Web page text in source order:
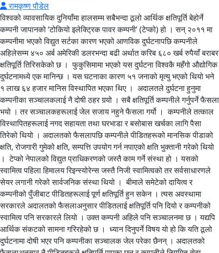
रामकृष्ण पौडेल
विश्वको व्यावसायिक दुनियाँमा हालसम्म सबैभन्दा ठूलो आर्थिक क्षतिपूर्ति बेहोर्ने
कम्पनी जापानको ‘टोकियो इलेक्ट्रिक पावर कम्पनी’ (टेप्को) हो । सन् २०११ मा
कम्पनीमा भएको विद्युत सर्टका कारण भएको आणविक दुर्घटनापछि कम्पनीले
अहिलेसम्म ४५० अर्ब अमेरिकी डलरभन्दा बढी अर्थात करिब ६८० खर्ब रुपैयाँ बराबर
क्षतिपूर्ति तिरिसकेको छ । फुकुसिमामा भएको यस दुर्घटना विश्वकै महँगो औद्योगिक
दुर्घटनामध्ये एक मानिन्छ । यस घटनाका कारण ५१ जनाको मृत्यु भएको थियो भने
१ लाख ६४ हजार मानिस विस्थापित भएका थिए । अदालतले दुर्घटना हुनुमा
कम्पनीका सञ्चालकलाई नै दोषी ठहर गर्‍यो । सबै क्षतिपूर्ति कम्पनीले गर्नुपर्ने फैसला
भयो । तर सञ्चालकहरूलाई जेल सजाय नहुने फैसला गर्यो । कम्पनीले तत्काल
विस्थापितहरूलाई नगद सहायता तथा घरभाडा र बसोबास खर्चका लागि पैसा
तिरेको थियो । अदालतको फैसलापछि कम्पनीले पीडितहरूको मानसिक पीडाको
क्षति, रोजगारी गुमेको क्षति, सम्पत्ति उपयोग गर्न नपाएको क्षति भुक्तानी गरेको थियो
। टेप्को नेपालको विद्युत प्राधिकरणको जस्तै काम गर्ने संस्था हो । यसको
स्वामित्व पहिला हिमालय रिइन्स्योरेन्स जस्तै निजी स्वामित्वको तर सर्वसाधारणले
सेयर लगानी गरेको सार्वजनिक संस्था थियो । बीमाले समेटेको दायित्व र
कम्पनीको पुँजीबाट पीडितहरूलाई पूर्ण क्षतिपूर्ति हुन सकेन । त्यस अवस्थामा
सरकारले अदालतको फैसलाअनुसार पीडितलाई क्षतिपूर्ति पनि दियो र कम्पनीको
स्वामित्व पनि सरकारले लियो । उक्त कम्पनी अहिले पनि सञ्चालनमा छ । यद्यपि
आर्थिक संकटको सामना गरिरहेको छ । ध्यान दिनुपर्ने विषय यो हो कि यति ठूलो
दुर्घटनामा दोषी भएर पनि कम्पनीका सञ्चालक जेल परेका छैनन् । अदालतको